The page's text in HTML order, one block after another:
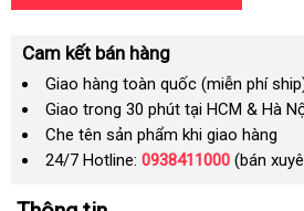
Cam kết bán hàng
Giao hàng toàn quốc (miễn phí
Giao trong 30 phút tại HCM & Hà
Che tên sản phẩm khi giao hàng
24/7 Hotline: 0938411000 (bán